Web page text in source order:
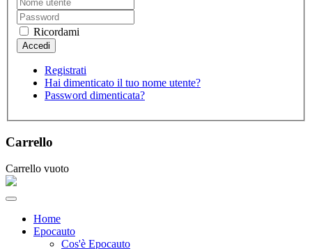
Ricordami
Registrati
Hai dimenticato il tuo nome utente?
Password dimenticata?
Carrello
Carrello vuoto
Home
Epocauto
Cos'è Epocauto